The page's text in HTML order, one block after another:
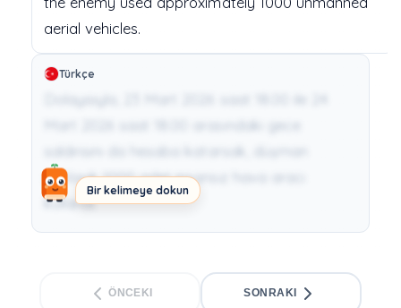
Bir kelimeye dokun
aerial vehicles.
Türkçe
yaklaşık 1000 adet insansız hava aracı
kullandı.
ÖNCEKI SONRAKI